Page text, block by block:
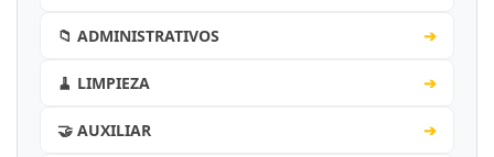
📁 ADMINISTRATIVOS ➔
🧹 LIMPIEZA ➔
🤝 AUXILIAR ➔